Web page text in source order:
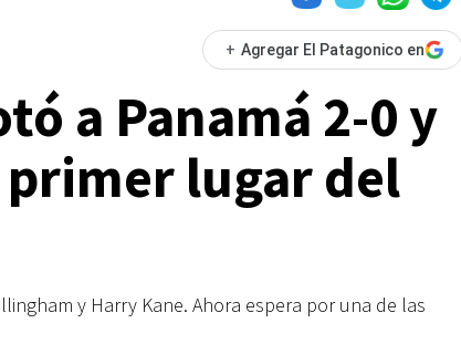
+ Agregar El Patagonico en
a Panamá 2-0 y
lugar del
y Harry Kane. Ahora espera por una de las